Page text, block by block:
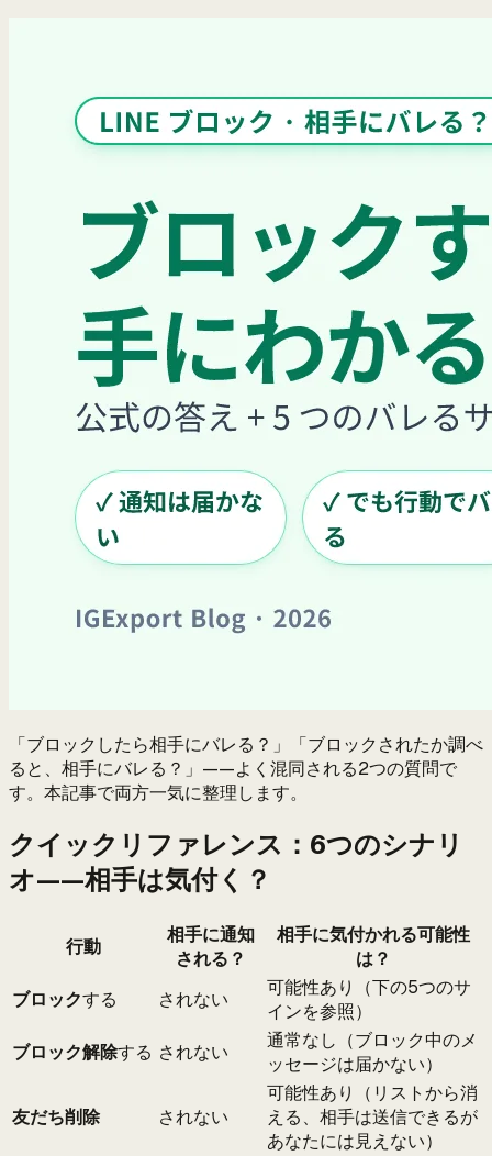
「ブロックしたら相手にバレる？」「ブロックされたか調べ
ると、相手にバレる？」——よく混同される2つの質問で
す。本記事で両方一気に整理します。
クイックリファレンス：6つのシナリ
オ——相手は気付く？
行動
相手に通知
される？
相手に気付かれる可能性
は？
ブロックする されない
可能性あり（下の5つのサ
インを参照）
ブロック解除する されない
通常なし（ブロック中のメ
ッセージは届かない）
友だち削除 されない
可能性あり（リストから消
える、相手は送信できるが
あなたには見えない）